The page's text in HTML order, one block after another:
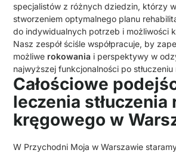
specjalistów z różnych dziedzin, którzy
stworzeniem optymalnego planu
do indywidualnych potrzeb i możliwości
Nasz zespół ściśle współpracuje, by
możliwe rokowania i perspektywy w
najwyższej funkcjonalności po
Całościowe
leczenia stłuczenia
kręgowego w
W Przychodni Moja w Warszawie